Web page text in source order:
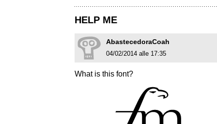
HELP ME
AbastecedoraCoah
04/02/2014 alle 17:35
What is this font?